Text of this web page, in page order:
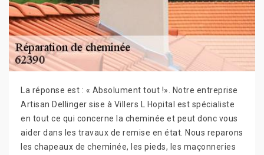
La réponse est : « Absolument tout !». Notre entreprise
Artisan Dellinger sise à Villers L Hopital est spécialiste
en tout ce qui concerne la cheminée et peut donc vous
aider dans les travaux de remise en état. Nous reparons
les chapeaux de cheminée, les pieds, les maçonneries